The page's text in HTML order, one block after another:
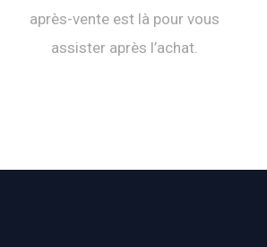
après-vente est là pour vous
assister après l’achat.